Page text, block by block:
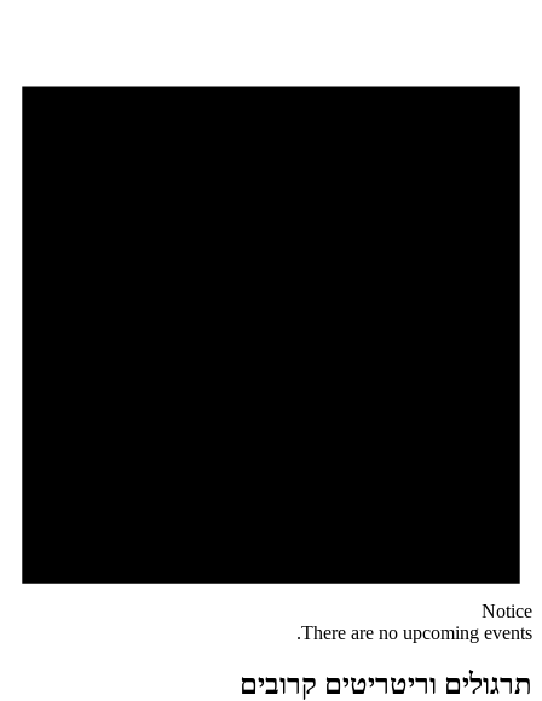
Notice
There are no upcoming events.
תרגולים וריטריטים קרובים